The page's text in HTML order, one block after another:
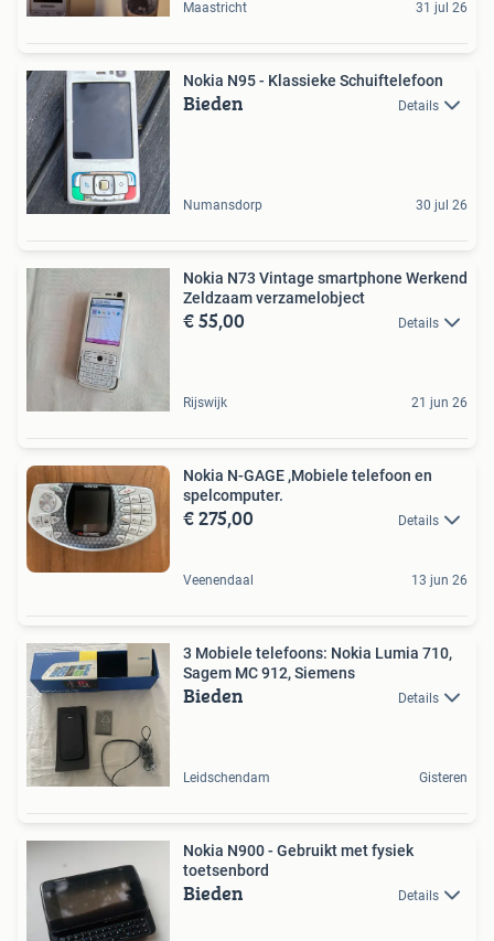
Maastricht 31 jul 26
Nokia N95 - Klassieke Schuiftelefoon
Bieden Details
Numansdorp 30 jul 26
Nokia N73 Vintage smartphone Werkend
Zeldzaam verzamelobject
€ 55,00 Details
Rijswijk 21 jun 26
Nokia N-GAGE ,Mobiele telefoon en
spelcomputer.
€ 275,00 Details
Veenendaal 13 jun 26
3 Mobiele telefoons: Nokia Lumia 710,
Sagem MC 912, Siemens
Bieden Details
Leidschendam Gisteren
Nokia N900 - Gebruikt met fysiek
toetsenbord
Bieden Details